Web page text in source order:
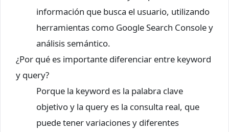
información que busca el usuario, utilizando
herramientas como Google Search Console y
análisis semántico.
¿Por qué es importante diferenciar entre keyword
y query?
Porque la keyword es la palabra clave
objetivo y la query es la consulta real, que
puede tener variaciones y diferentes